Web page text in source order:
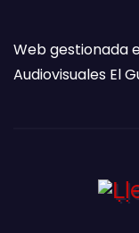
Web gestionada
Audiovisuales El